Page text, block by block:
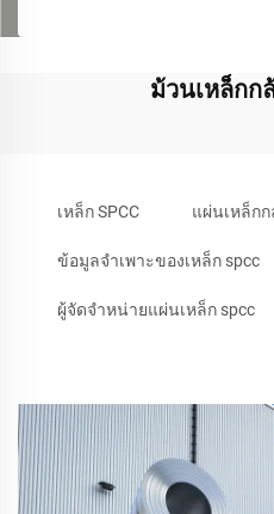
ม้วนเหล็กก
เหล็ก SPCC แผ่นเหล็กก
ข้อมูลจำเพาะของเหล็ก spcc
ผู้จัดจำหน่ายแผ่นเหล็ก spcc